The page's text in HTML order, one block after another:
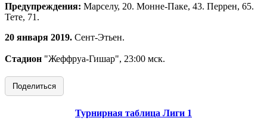
Предупреждения: Марселу, 20. Монне-Паке, 43. Перрен, 65.
Тете, 71.
20 января 2019. Сент-Этьен.
Стадион "Жеффруа-Гишар", 23:00 мск.
Поделиться
Турнирная таблица Лиги 1